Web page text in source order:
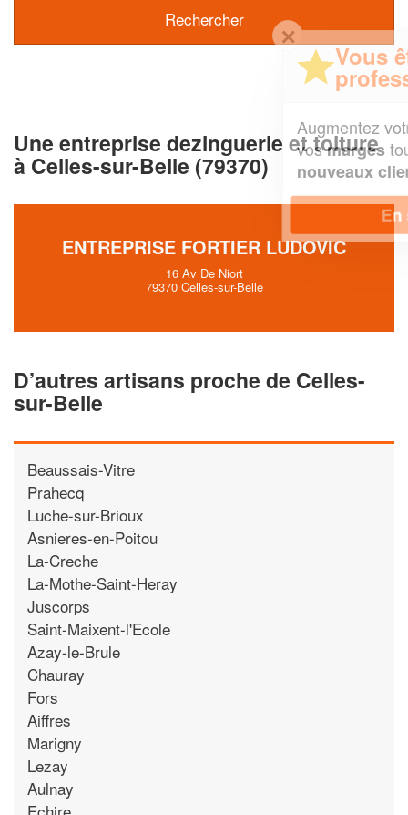
Une entreprise dezinguerie et toiture
à Celles-sur-Belle (79370)
ENTREPRISE FORTIER LUDOVIC
16 Av De Niort
79370 Celles-sur-Belle
D’autres artisans proche de Celles-
sur-Belle
Beaussais-Vitre
Prahecq
Luche-sur-Brioux
Asnieres-en-Poitou
La-Creche
La-Mothe-Saint-Heray
Juscorps
Saint-Maixent-l'Ecole
Azay-le-Brule
Chauray
Fors
Aiffres
Marigny
Lezay
Aulnay
Echire
✕
Vous êtes un
professionnel ?
chiffre d'affaireset
vosmargestout en gagnant de
nouveaux clients!